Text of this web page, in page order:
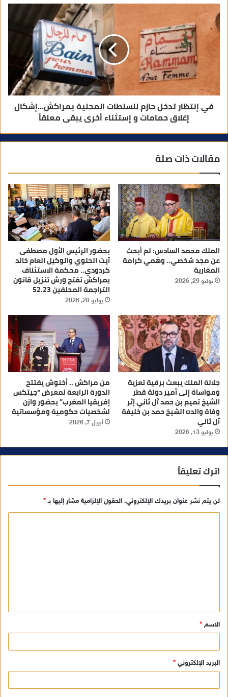
في إنتظار تدخل حازم للسلطات المحلية بمراكش…إشكال
إغلاق حمامات و إستثناء أخرى يبقى معلقاً
مقالات ذات صلة
الملك محمد السادس: لم أبحث
عن مجد شخصي.. وهَمي كرامة
المغاربة
يوليو 29, 2026
بحضور الرئيس الأول مصطفى
آيت الحلوي والوكيل العام خالد
كردودي.. محكمة الاستئناف
بمراكش تفتح ورش تنزيل قانون
التراجمة المحلفين 52.23
يوليو 28, 2026
جلالة الملك يبعث برقية تعزية
ومواساة إلى أمير دولة قطر
الشيخ تميم بن حمد آل ثاني إثر
وفاة والده الشيخ حمد بن خليفة
آل ثاني
يوليو 13, 2026
من مراكش .. أخنوش يفتتح
الدورة الرابعة لمعرض “جيتكس
إفريقيا المغرب” بحضور وازن
لشخصيات حكومية ومؤسساتية
أبريل 7, 2026
اترك تعليقاً
لن يتم نشر عنوان بريدك الإلكتروني. الحقول الإلزامية مشار إليها بـ*
ق
*
الاسم *
البريد الإلكتروني *